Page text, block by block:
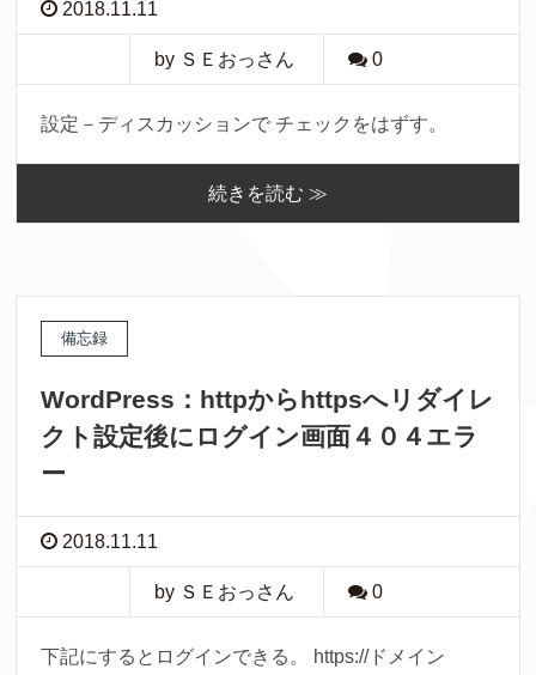
2018.11.11
by ＳＥおっさん 0
設定－ディスカッションで チェックをはずす。
続きを読む ≫
備忘録
WordPress：httpからhttpsへリダイレ
クト設定後にログイン画面４０４エラ
ー
2018.11.11
by ＳＥおっさん 0
下記にするとログインできる。 https://ドメイン